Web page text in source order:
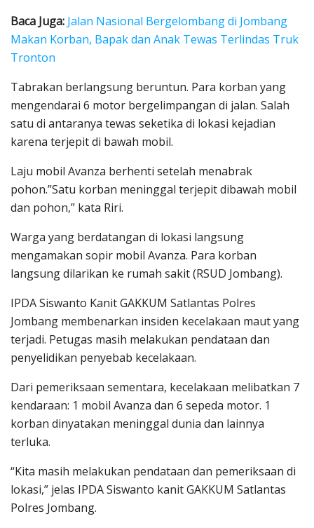
Baca Juga: Jalan Nasional Bergelombang di Jombang
Makan Korban, Bapak dan Anak Tewas Terlindas Truk
Tronton
Tabrakan berlangsung beruntun. Para korban yang
mengendarai 6 motor bergelimpangan di jalan. Salah
satu di antaranya tewas seketika di lokasi kejadian
karena terjepit di bawah mobil.
Laju mobil Avanza berhenti setelah menabrak
pohon.”Satu korban meninggal terjepit dibawah mobil
dan pohon,” kata Riri.
Warga yang berdatangan di lokasi langsung
mengamakan sopir mobil Avanza. Para korban
langsung dilarikan ke rumah sakit (RSUD Jombang).
IPDA Siswanto Kanit GAKKUM Satlantas Polres
Jombang membenarkan insiden kecelakaan maut yang
terjadi. Petugas masih melakukan pendataan dan
penyelidikan penyebab kecelakaan.
Dari pemeriksaan sementara, kecelakaan melibatkan 7
kendaraan: 1 mobil Avanza dan 6 sepeda motor. 1
korban dinyatakan meninggal dunia dan lainnya
terluka.
“Kita masih melakukan pendataan dan pemeriksaan di
lokasi,” jelas IPDA Siswanto kanit GAKKUM Satlantas
Polres Jombang.